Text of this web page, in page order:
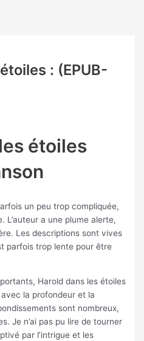
: (EPUB-
étoiles
un peu trop compliquée,
L’auteur a une plume alerte,
Les descriptions sont vives
parfois trop lente pour être
Harold dans les étoiles
avec la profondeur et la
sont nombreux,
Je n’ai pas pu lire de tourner
par l’intrigue et les